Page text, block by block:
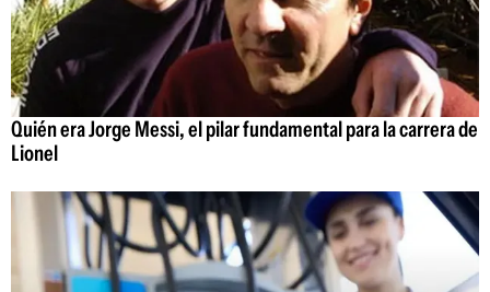
Quién era Jorge Messi, el pilar fundamental para la carrera de
Lionel